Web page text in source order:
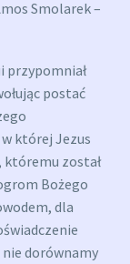
Smolarek –
przypomniał
postać
której Jezus
któremu został
Bożego
dla
nie dorównamy